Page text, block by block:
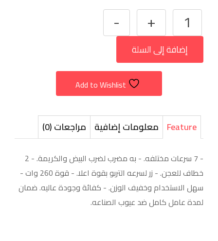
الكمية
إضافة إلى السلة
Add to Wishlist
Feature معلومات إضافية مراجعات (0)
- 7 سرعات مختلفه. - به مضرب لضرب البيض والكريمة. - 2
خطاف للعجن. - زر لسرعه التربو بقوة اعلا. - قوة 260 وات -
سهل الاستخدام وخفيف الوزن. - كفائة وجودة عاليه. ضمان
لمدة عامل كامل ضد عيوب الصناعه.